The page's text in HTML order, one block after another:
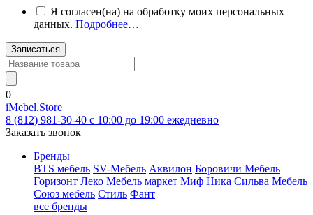
Я согласен(на) на обработку моих персональных
данных. Подробнее…
Записаться
0
iMebel.Store
8 (812) 981-30-40 c 10:00 до 19:00 ежедневно
Заказать звонок
Бренды
BTS мебель SV-Мебель Аквилон Боровичи Мебель
Горизонт Леко Мебель маркет Миф Ника Сильва Мебель
Союз мебель Стиль Фант
все бренды